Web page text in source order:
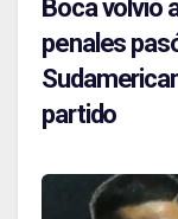
Boca volvió
penales
partido